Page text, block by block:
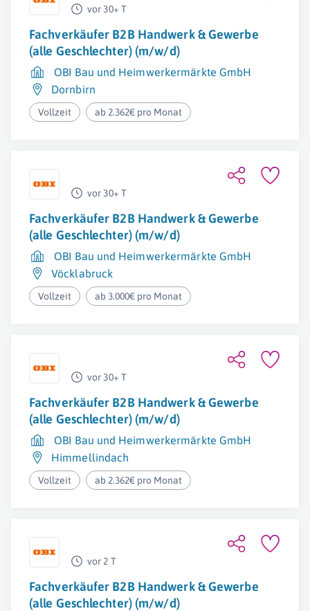
vor 30+ T
Fachverkäufer B2B Handwerk & Gewerbe
(alle Geschlechter) (m/w/d)
OBI Bau und Heimwerkermärkte GmbH
Dornbirn
Vollzeit ab 2.362€ pro Monat
vor 30+ T
Fachverkäufer B2B Handwerk & Gewerbe
(alle Geschlechter) (m/w/d)
OBI Bau und Heimwerkermärkte GmbH
Vöcklabruck
Vollzeit ab 3.000€ pro Monat
vor 30+ T
Fachverkäufer B2B Handwerk & Gewerbe
(alle Geschlechter) (m/w/d)
OBI Bau und Heimwerkermärkte GmbH
Himmellindach
Vollzeit ab 2.362€ pro Monat
vor 2 T
Fachverkäufer B2B Handwerk & Gewerbe
(alle Geschlechter) (m/w/d)